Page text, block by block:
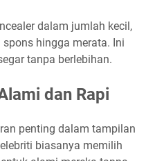
dalam jumlah kecil,
hingga merata. Ini
tanpa berlebihan.
dan Rapi
penting dalam tampilan
biasanya memilih